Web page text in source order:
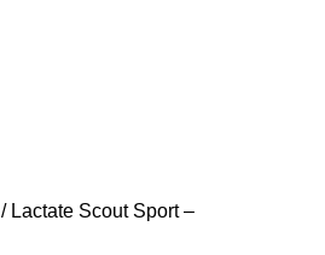
/ Lactate Scout Sport –